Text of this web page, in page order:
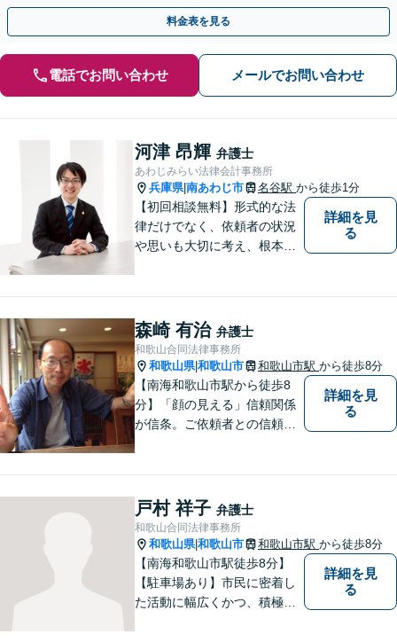
生前対策をお考えの方はお早めにご相談ください
料金表を見る
電話でお問い合わせ メールでお問い合わせ
河津 昂輝 弁護士
あわじみらい法律会計事務所
兵庫県|南あわじ市 名谷駅 から徒歩1分
【初回相談無料】形式的な法
律だけでなく、依頼者の状況
や思いも大切に考え、根本的
とりに合ったサポートを心が
けています。【夜間・休日相
談可能】【オンライン出張相
談可】
詳細を見
る
森崎 有治 弁護士
和歌山合同法律事務所
和歌山県|和歌山市 和歌山市駅 から徒歩8分
【南海和歌山市駅から徒歩8
分】「顔の見える」信頼関係
が信条。ご依頼者との信頼関
な解決策を提案させていただ
きます。
詳細を見
る
戸村 祥子 弁護士
和歌山合同法律事務所
和歌山県|和歌山市 和歌山市駅 から徒歩8分
【南海和歌山市駅徒歩8分】
【駐車場あり】市民に密着し
た活動に幅広くかつ、積極的
詳細を見
る